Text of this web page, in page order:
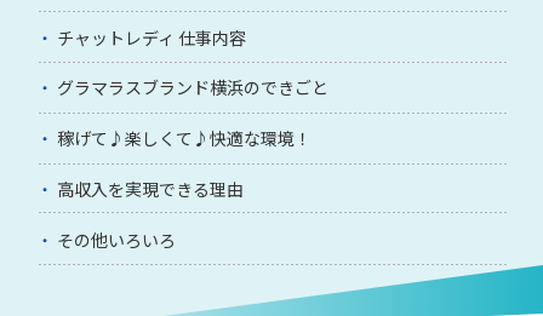
チャットレディ 仕事内容
グラマラスブランド横浜のできごと
稼げて♪楽しくて♪快適な環境！
高収入を実現できる理由
その他いろいろ